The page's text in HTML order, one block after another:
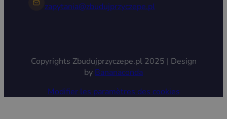
zapytania@zbudujprzyczepe.pl
Copyrights Zbudujprzyczepe.pl 2025 | Design
by Bananaconda
Modifier les paramètres des cookies